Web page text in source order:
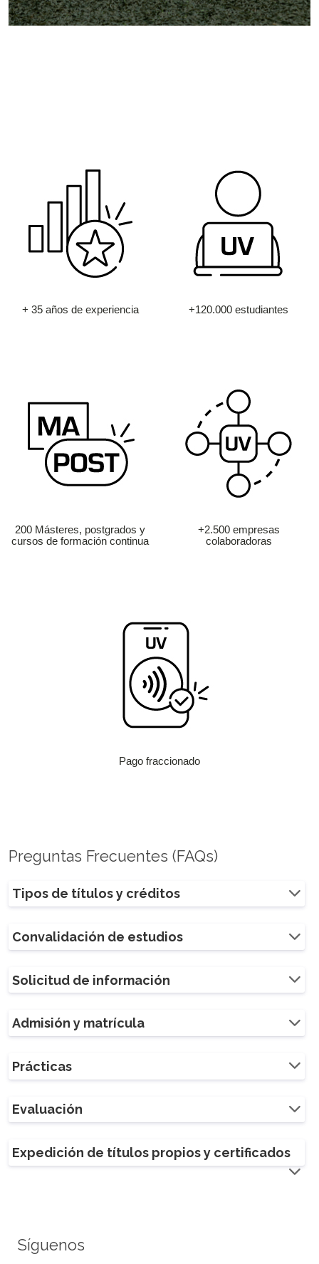
+ 35 años de experiencia +120.000 estudiantes
200 Másteres, postgrados y
cursos de formación continua
+2.500 empresas
colaboradoras
Pago fraccionado
Preguntas Frecuentes (FAQs)
Tipos de títulos y créditos
Convalidación de estudios
Solicitud de información
Admisión y matrícula
Prácticas
Evaluación
Expedición de títulos propios y certificados
Síguenos